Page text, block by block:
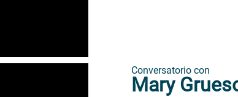
Conversatorio con
Mary